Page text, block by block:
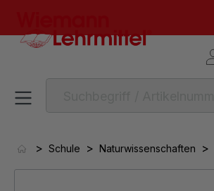
> Schule > Naturwissenschaften >